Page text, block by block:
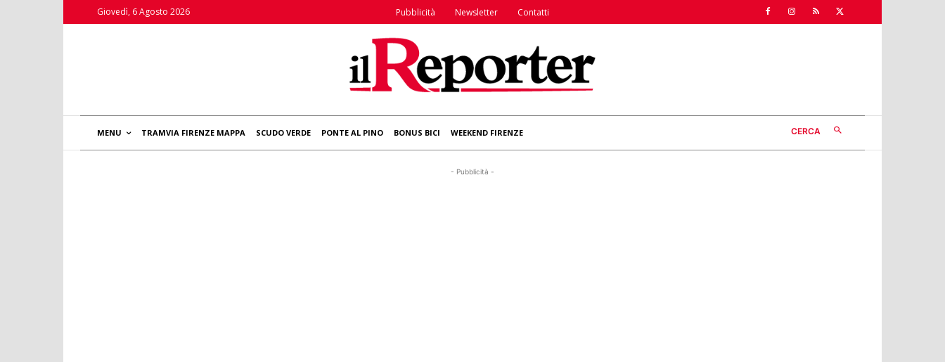
Giovedì, 6 Agosto 2026 Pubblicità Newsletter Contatti
MENU TRAMVIA FIRENZE MAPPA SCUDO VERDE PONTE AL PINO BONUS BICI WEEKEND FIRENZE CERCA
- Pubblicità -